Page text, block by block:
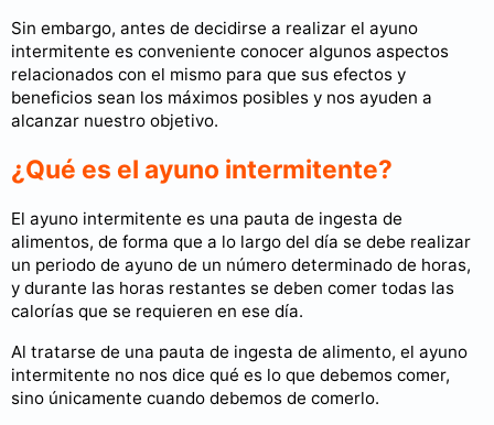
Sin embargo, antes de decidirse a realizar el ayuno
intermitente es conveniente conocer algunos aspectos
relacionados con el mismo para que sus efectos y
beneficios sean los máximos posibles y nos ayuden a
alcanzar nuestro objetivo.
¿Qué es el ayuno intermitente?
El ayuno intermitente es una pauta de ingesta de
alimentos, de forma que a lo largo del día se debe realizar
un periodo de ayuno de un número determinado de horas,
y durante las horas restantes se deben comer todas las
calorías que se requieren en ese día.
Al tratarse de una pauta de ingesta de alimento, el ayuno
intermitente no nos dice qué es lo que debemos comer,
sino únicamente cuando debemos de comerlo.